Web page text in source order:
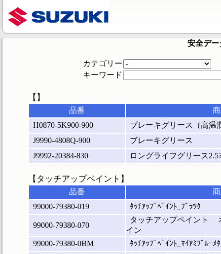
安全デー
カテゴリー
キーワード
【】
品番
H0870-5K900-900
ブレーキグリース（高温
J9990-4808Q-900
ブレーキグリース
J9992-20384-830
ロングライフグリース
【タッチアップペイント】
品番
99000-79380-019
ﾀｯﾁｱｯﾌﾟﾍﾟｲﾝﾄ_ﾌﾞﾗﾂｸ
99000-79380-070
タッチアップペイント
イン
99000-79380-0BM
ﾀｯﾁｱｯﾌﾟﾍﾟｲﾝﾄ_ﾏｲｱﾐﾌﾞﾙｰﾒ